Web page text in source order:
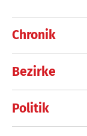
Chronik
Bezirke
Politik